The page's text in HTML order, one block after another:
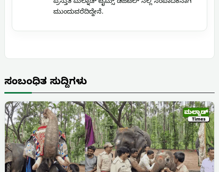
ಪ್ರಸ್ತುತ ಮಲ್ನಾಡ್ ಟೈಮ್ಸ್ ಡಿಜಿಟಲ್ ನಲ್ಲಿ ಸಂಪಾದಕನಾಗಿ
ಮುಂದುವರೆದಿದ್ದೇನೆ.
ಸಂಬಂಧಿತ ಸುದ್ದಿಗಳು